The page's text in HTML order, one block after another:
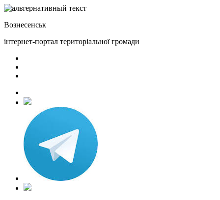
Вознесенськ
інтернет-портал територіальної громади